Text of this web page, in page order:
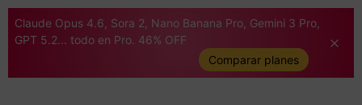
Claude Opus 4.6, Sora 2, Nano Banana Pro, Gemini 3 Pro,
GPT 5.2... todo en Pro. 46% OFF
Comparar planes